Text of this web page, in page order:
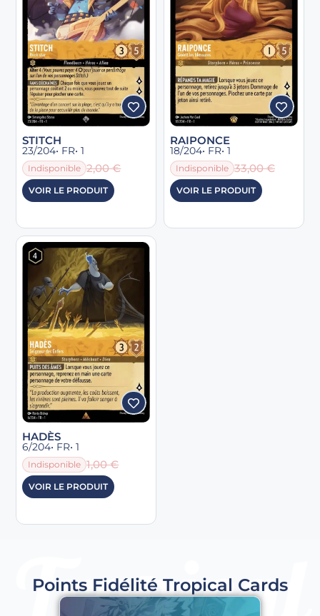
STITCH
23/204• FR• 1
Indisponible 2,00€
VOIR LE PRODUIT
RAIPONCE
18/204• FR• 1
Indisponible 33,00€
VOIR LE PRODUIT
HADÈS
6/204• FR• 1
Indisponible 1,00€
VOIR LE PRODUIT
Points Fidélité Tropical Cards